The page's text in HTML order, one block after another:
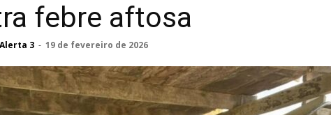
febre aftosa
3 - 19 de fevereiro de 2026